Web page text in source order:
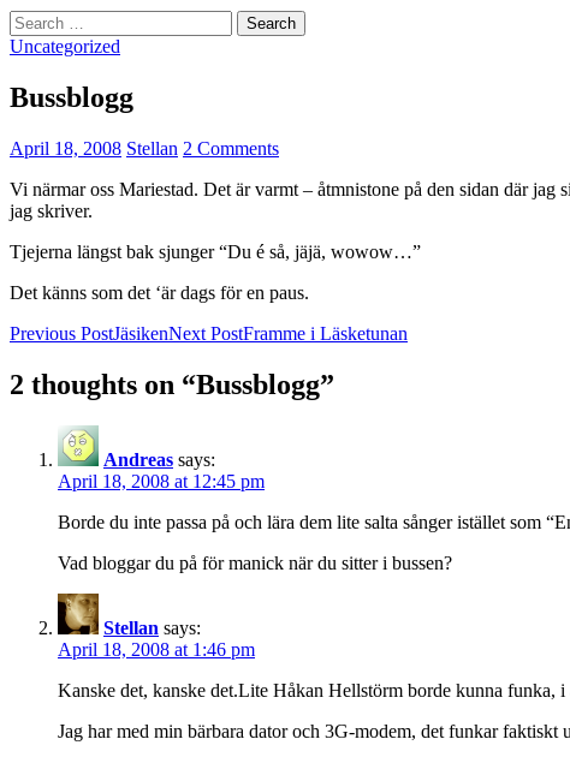
Search
for:
Uncategorized
Bussblogg
April 18, 2008 Stellan 2 Comments
Vi närmar oss Mariestad. Det är varmt – åtmnistone på den sidan där
jag skriver.
Tjejerna längst bak sjunger “Du é så, jäjä, wowow…”
Det känns som det ‘är dags för en paus.
Post
navigation
Previous PostJäsikenNext PostFramme i Läsketunan
2 thoughts on “Bussblogg”
Andreas says:
April 18, 2008 at 12:45 pm
Borde du inte passa på och lära dem lite salta sånger istället som
Vad bloggar du på för manick när du sitter i bussen?
Stellan says:
April 18, 2008 at 1:46 pm
Kanske det, kanske det.Lite Håkan Hellstörm borde kunna funka, i
Jag har med min bärbara dator och 3G-modem, det funkar faktiskt